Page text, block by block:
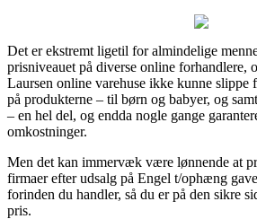
Det er ekstremt ligetil for almindelige
prisniveauet på diverse online forhandlere,
Laursen online varehuse ikke kunne slippe
på produkterne – til børn og babyer, og
– en hel del, og endda nogle gange
omkostninger.
Men det kan immervæk være lønnende at
firmaer efter udsalg på Engel t/ophæng
forinden du handler, så du er på den sikre
pris.